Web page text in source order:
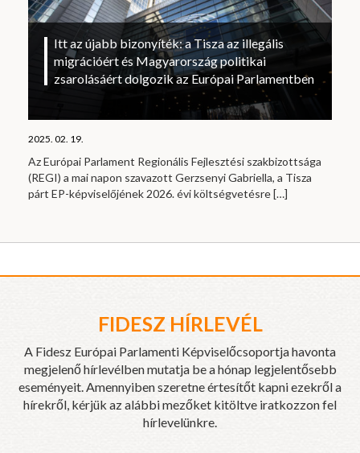
Itt az újabb bizonyíték: a Tisza az illegális
migrációért és Magyarország politikai
zsarolásáért dolgozik az Európai Parlamentben
2025. 02. 19.
Az Európai Parlament Regionális Fejlesztési szakbizottsága
(REGI) a mai napon szavazott Gerzsenyi Gabriella, a Tisza
párt EP-képviselőjének 2026. évi költségvetésre[…]
FIDESZ HÍRLEVÉL
A Fidesz Európai Parlamenti Képviselőcsoportja havonta
megjelenő hírlevélben mutatja be a hónap legjelentősebb
eseményeit. Amennyiben szeretne értesítőt kapni ezekről a
hírekről, kérjük az alábbi mezőket kitöltve iratkozzon fel
hírlevelünkre.